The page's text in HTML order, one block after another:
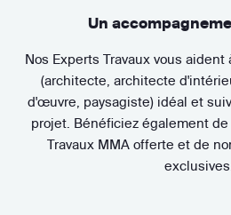
Un
Nos Experts Travaux vous
(architecte, architecte
d'œuvre, paysagiste) idéal et
projet. Bénéficiez également
Travaux MMA offerte et de
exclusives.